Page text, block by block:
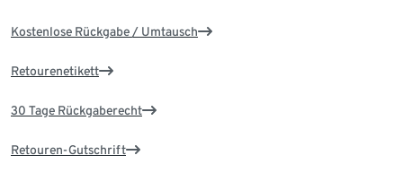
Kostenlose Rückgabe / Umtausch
Retourenetikett
30 Tage Rückgaberecht
Retouren-Gutschrift